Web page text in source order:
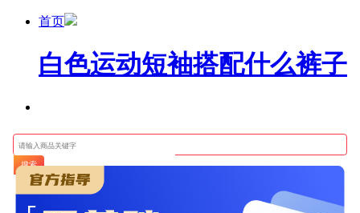
首页
白色运动短袖搭配什么裤子
搜索